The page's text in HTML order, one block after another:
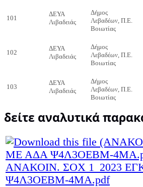
101
ΔΕΥΑ
Λιβαδειάς
Δήμος
Λεβαδέων, Π.Ε.
Βοιωτίας
102
ΔΕΥΑ
Λιβαδειάς
Δήμος
Λεβαδέων, Π.Ε.
Βοιωτίας
103
ΔΕΥΑ
Λιβαδειάς
Δήμος
Λεβαδέων, Π.Ε.
Βοιωτίας
δείτε αναλυτικά
ΑΝΑΚΟΙΝ. ΣΟΧ 1_2023
Ψ4Λ3ΟΕΒΜ-4ΜΑ.pdf